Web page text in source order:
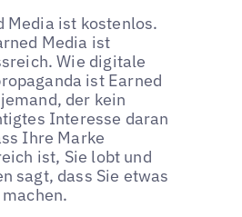
Media ist kostenlos.
Media ist
Wie digitale
ist Earned
der kein
Interesse daran
Ihre Marke
ist, Sie lobt und
sagt, dass Sie etwas